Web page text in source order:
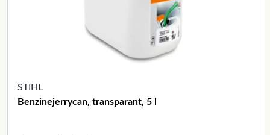
STIHL
Benzinejerrycan, transparant, 5 l